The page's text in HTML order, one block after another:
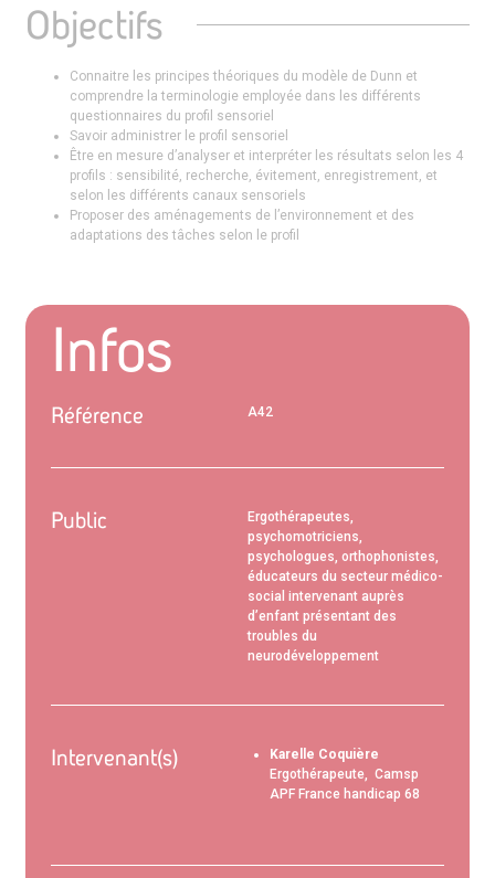
Objectifs
Connaitre les principes théoriques du modèle de Dunn et
comprendre la terminologie employée dans les différents
questionnaires du profil sensoriel
Savoir administrer le profil sensoriel
Être en mesure d’analyser et interpréter les résultats selon les 4
profils : sensibilité, recherche, évitement, enregistrement, et
selon les différents canaux sensoriels
Proposer des aménagements de l’environnement et des
adaptations des tâches selon le profil
Infos
Référence A42
Public
Ergothérapeutes,
psychomotriciens,
psychologues, orthophonistes,
éducateurs du secteur médico-
social intervenant auprès
d’enfant présentant des
troubles du
neurodéveloppement
Intervenant(s)
Karelle Coquière
Ergothérapeute, Camsp
APF France handicap 68